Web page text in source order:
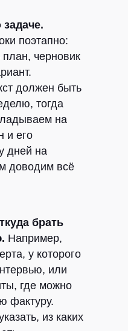
поэтапно:
план, черновик
должен быть
тогда
на
и его
дней на
доводим всё
брать
Например,
у которого
или
где можно
фактуру.
из каких